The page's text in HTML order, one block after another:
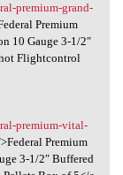
premium-grand-
Premium
10 Gauge 3-1/2″
Flightcontrol
premium-vital-
Premium
3-1/2″ Buffered